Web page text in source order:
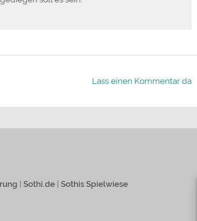
Lass einen Kommentar da
Sothi.de Sothis Spielwiese